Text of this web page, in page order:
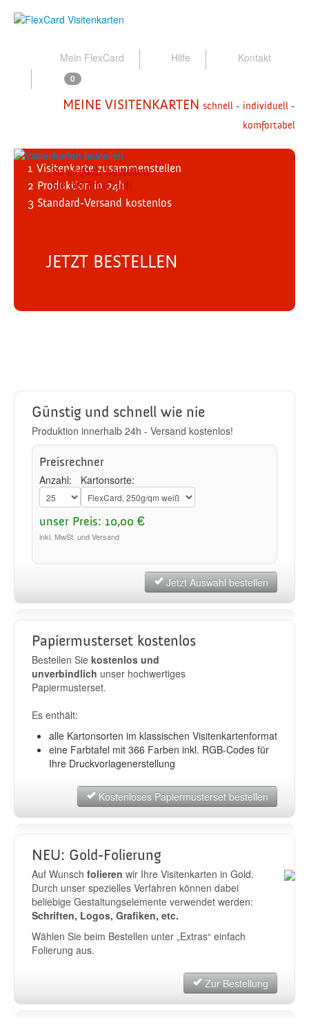
Mein FlexCard Hilfe Kontakt
0
MEINE VISITENKARTEN schnell - individuell -
komfortabel
So einfach bestellen
Sie bei FlexCard!
1 Visitenkarte zusammenstellen
2 Produktionin 24h
3 Standard-Versand kostenlos
JETZT BESTELLEN
Günstig und schnell wie nie
Produktion innerhalb 24h - Versand kostenlos!
Preisrechner
Anzahl: Kartonsorte:
unser Preis: 10,00 €
inkl. MwSt. und Versand
Jetzt Auswahl bestellen
Papiermusterset kostenlos
Bestellen Sie kostenlos und
unverbindlich unser hochwertiges
Papiermusterset.
Es enthält:
alle Kartonsorten im klassischen Visitenkartenformat
eine Farbtafel mit 366 Farben inkl. RGB-Codes für
Ihre Druckvorlagenerstellung
Kostenloses Papiermusterset bestellen
NEU: Gold-Folierung
Auf Wunsch folieren wir Ihre Visitenkarten in Gold.
Durch unser spezielles Verfahren können dabei
beliebige Gestaltungselemente verwendet werden:
Schriften, Logos, Grafiken, etc.
Wählen Sie beim Bestellen unter „Extras“ einfach
Folierung aus.
Zur Bestellung